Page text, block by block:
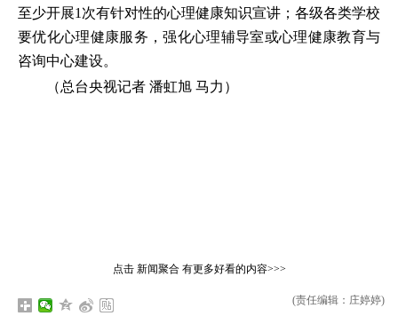
至少开展1次有针对性的心理健康知识宣讲；各级各类学校
要优化心理健康服务，强化心理辅导室或心理健康教育与
咨询中心建设。
（总台央视记者 潘虹旭 马力）
点击 新闻聚合有更多好看的内容>>>
(责任编辑：庄婷婷)